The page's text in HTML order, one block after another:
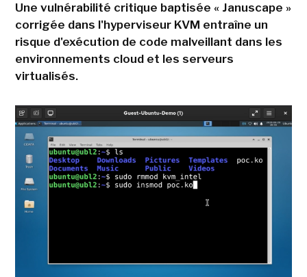
Une vulnérabilité critique baptisée « Januscape »
corrigée dans l'hyperviseur KVM entraîne un
risque d'exécution de code malveillant dans les
environnements cloud et les serveurs
virtualisés.